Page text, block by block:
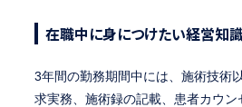
在職中に身につけたい経営知
3年間の勤務期間中には、施術技術
求実務、施術録の記載、患者カウ